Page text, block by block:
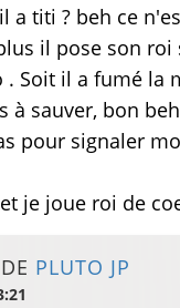
a titi ? beh ce
il pose son
. Soit il a fumé
à sauver, bon
pour signaler
je joue roi de
PLUTO JP